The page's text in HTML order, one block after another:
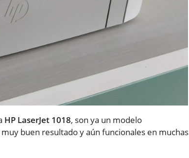
HP LaserJet 1018, son ya un modelo
buen resultado y aún funcionales en muchas